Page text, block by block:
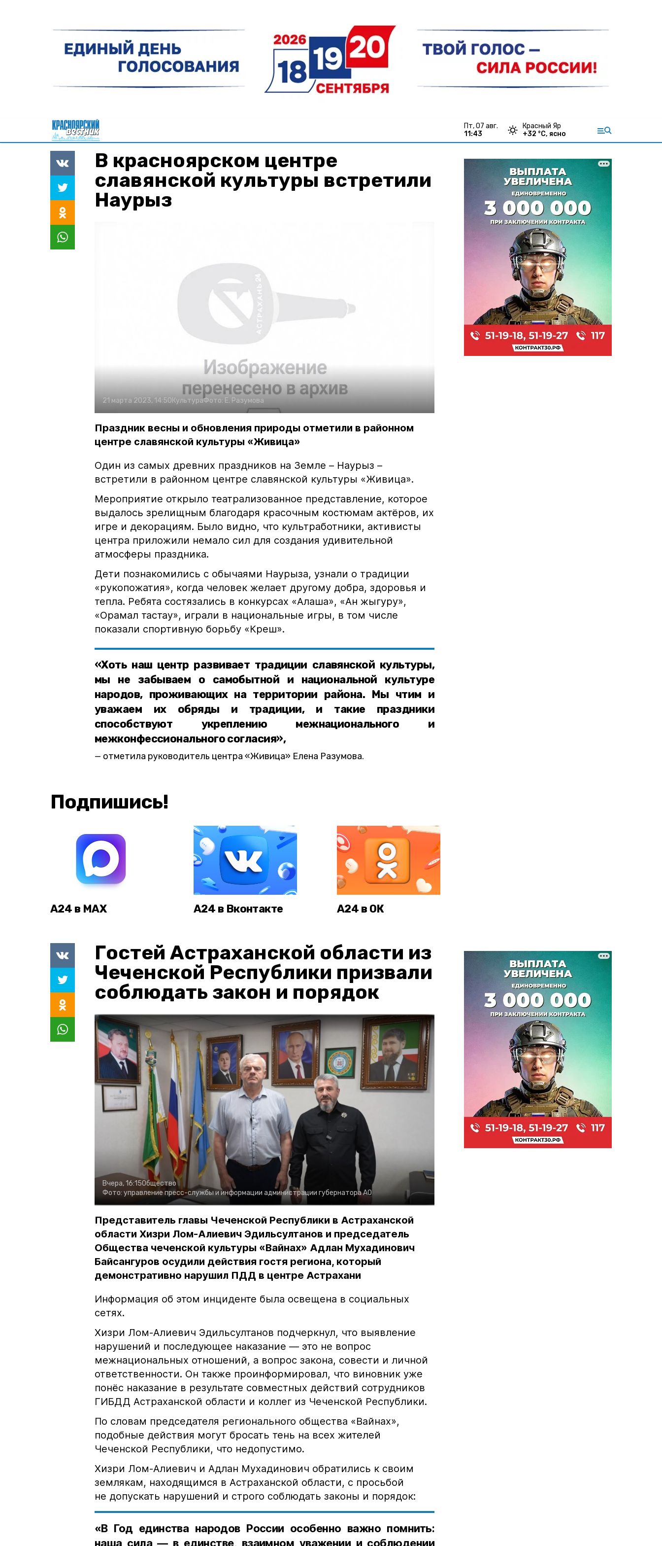
пт, 07 авг.
11:43
Красный Яр
+32 °С, ясно
В красноярском центре
славянской культуры встретили
Наурыз
21 марта 2023, 14:50КультураФото: Е. Разумова
Праздник весны и обновления природы отметили в районном
центре славянской культуры «Живица»
Один из самых древних праздников на Земле – Наурыз –
встретили в районном центре славянской культуры «Живица».
Мероприятие открыло театрализованное представление, которое
выдалось зрелищным благодаря красочным костюмам актёров, их
игре и декорациям. Было видно, что культработники, активисты
центра приложили немало сил для создания удивительной
атмосферы праздника.
Дети познакомились с обычаями Наурыза, узнали о традиции
«рукопожатия», когда человек желает другому добра, здоровья и
тепла. Ребята состязались в конкурсах «Алаша», «Ан жыгуру»,
«Орамал тастау», играли в национальные игры, в том числе
показали спортивную борьбу «Креш».
«Хоть наш центр развивает традиции славянской культуры,
мы не забываем о самобытной и национальной культуре
народов, проживающих на территории района. Мы чтим и
уважаем их обряды и традиции, и такие праздники
способствуют укреплению межнационального и
межконфессионального согласия»,
отметила руководитель центра «Живица» Елена Разумова.
Подпишись!
А24 в MAX А24 в Вконтакте А24 в ОК
Гостей Астраханской области из
Чеченской Республики призвали
соблюдать закон и порядок
Вчера, 16:15Общество
Фото: управление пресс-службы и информации администрации губернатора АО
Представитель главы Чеченской Республики в Астраханской
области Хизри Лом-Алиевич Эдильсултанов и председатель
Общества чеченской культуры «Вайнах» Адлан Мухадинович
Байсангуров осудили действия гостя региона, который
демонстративно нарушил ПДД в центре Астрахани
Информация об этом инциденте была освещена в социальных
сетях.
Хизри Лом-Алиевич Эдильсултанов подчеркнул, что выявление
нарушений и последующее наказание — это не вопрос
межнациональных отношений, а вопрос закона, совести и личной
ответственности. Он также проинформировал, что виновник уже
понёс наказание в результате совместных действий сотрудников
ГИБДД Астраханской области и коллег из Чеченской Республики.
По словам председателя регионального общества «Вайнах»,
подобные действия могут бросать тень на всех жителей
Чеченской Республики, что недопустимо.
Хизри Лом-Алиевич и Адлан Мухадинович обратились к своим
землякам, находящимся в Астраханской области, с просьбой
не допускать нарушений и строго соблюдать законы и порядок:
«В Год единства народов России особенно важно помнить:
наша сила — в единстве, взаимном уважении и соблюдении